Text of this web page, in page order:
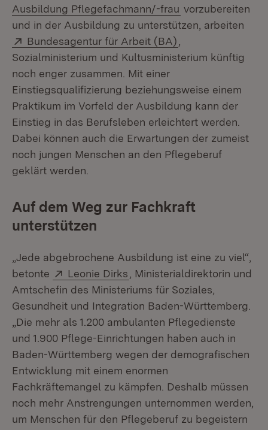
Ausbildung Pflegefachmann/-frau (Öffnet in neuem
vorzubereiten
und in der Ausbildung zu unterstützen, arbeiten
Extern:
Bundesagentur für Arbeit (BA)
Sozialministerium und Kultusministerium künftig
noch enger zusammen. Mit einer
Einstiegsqualifizierung beziehungsweise einem
Praktikum im Vorfeld der Ausbildung kann der
Einstieg in das Berufsleben erleichtert werden.
Dabei können auch die Erwartungen der zumeist
noch jungen Menschen an den Pflegeberuf
geklärt werden.
Auf dem Weg zur Fachkraft
unterstützen
„Jede abgebrochene Ausbildung ist eine zu viel“,
betonte
Extern:
Leonie Dirks (Öffnet in neuem Fenster)
, Ministerialdirektorin und
Amtschefin des Ministeriums für Soziales,
Gesundheit und Integration Baden-Württemberg.
„Die mehr als 1.200 ambulanten Pflegedienste
und 1.900 Pflege-Einrichtungen haben auch in
Baden-Württemberg wegen der demografischen
Entwicklung mit einem enormen
Fachkräftemangel zu kämpfen. Deshalb müssen
noch mehr Anstrengungen unternommen werden,
um Menschen für den Pflegeberuf zu begeistern